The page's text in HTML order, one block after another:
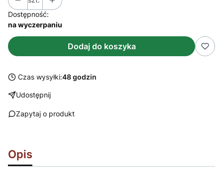
Dostępność:
na wyczerpaniu
Dodaj do koszyka
Czas wysyłki:48 godzin
Udostępnij
Zapytaj o produkt
Opis